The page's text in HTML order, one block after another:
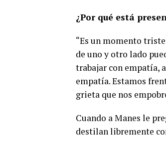
¿Por qué está
“Es un momento
de uno y otro lado
trabajar con empatía,
empatía. Estamos
grieta que nos
Cuando a Manes le
destilan libremente